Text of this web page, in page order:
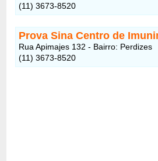
(11) 3673-8520
Prova Sina Centro de
Rua Apimajes 132 - Bairro: Perdizes
(11) 3673-8520